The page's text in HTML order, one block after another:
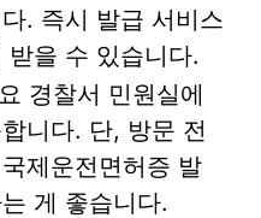
. 즉시 발급 서비스
을 수 있습니다.
경찰서 민원실에
니다. 단, 방문 전
제운전면허증 발
게 좋습니다.